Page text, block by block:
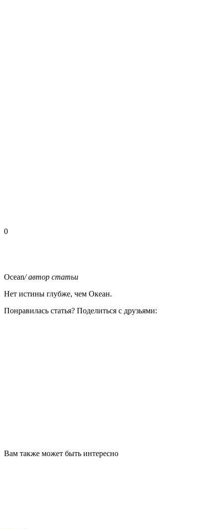
0
Ocean/ автор статьи
Нет истины глубже, чем Океан.
Понравилась статья? Поделиться с друзьями:
Вам также может быть интересно